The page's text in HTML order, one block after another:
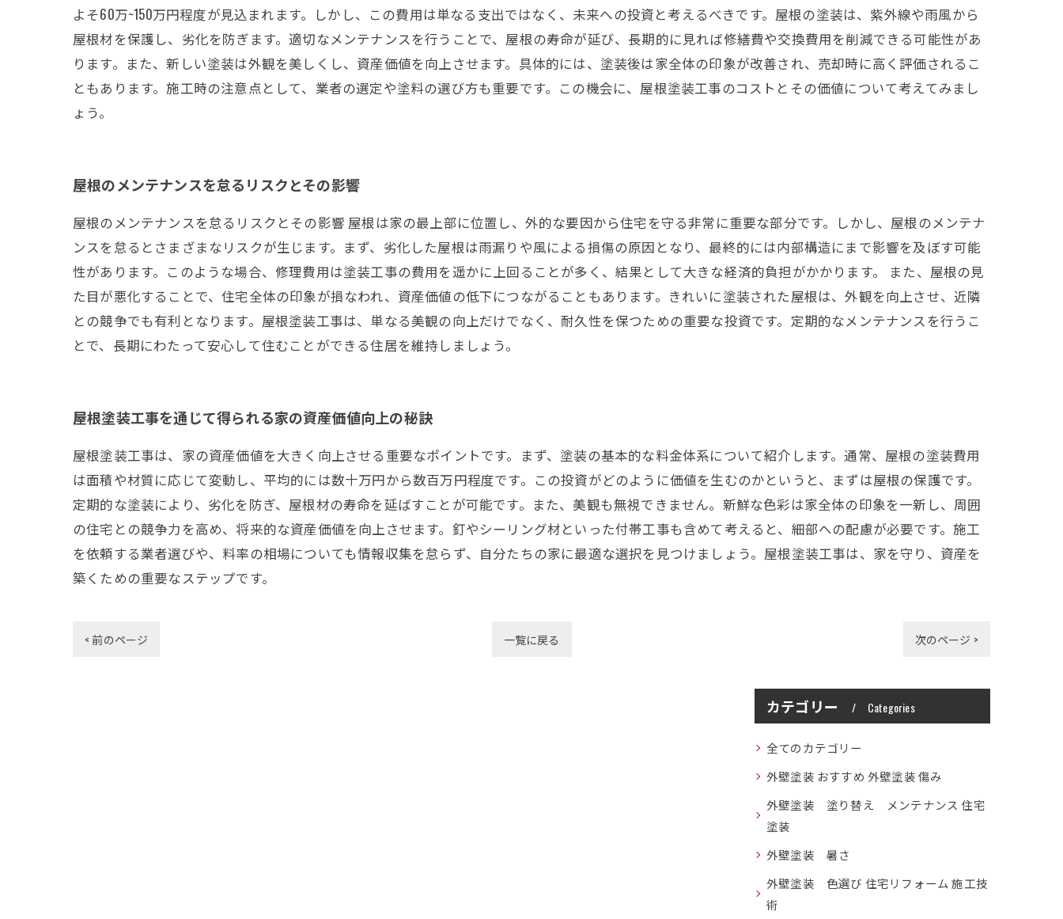
よそ60万~150万円程度が見込まれます。しかし、この費用は単なる支出ではなく、未来への投資と考えるべきです。屋根の塗装は、紫外線や雨風から
屋根材を保護し、劣化を防ぎます。適切なメンテナンスを行うことで、屋根の寿命が延び、長期的に見れば修繕費や交換費用を削減できる可能性があ
ります。また、新しい塗装は外観を美しくし、資産価値を向上させます。具体的には、塗装後は家全体の印象が改善され、売却時に高く評価されるこ
ともあります。施工時の注意点として、業者の選定や塗料の選び方も重要です。この機会に、屋根塗装工事のコストとその価値について考えてみまし
ょう。
屋根のメンテナンスを怠るリスクとその影響
屋根のメンテナンスを怠るリスクとその影響 屋根は家の最上部に位置し、外的な要因から住宅を守る非常に重要な部分です。しかし、屋根のメンテナ
ンスを怠るとさまざまなリスクが生じます。まず、劣化した屋根は雨漏りや風による損傷の原因となり、最終的には内部構造にまで影響を及ぼす可能
性があります。このような場合、修理費用は塗装工事の費用を遥かに上回ることが多く、結果として大きな経済的負担がかかります。 また、屋根の見
た目が悪化することで、住宅全体の印象が損なわれ、資産価値の低下につながることもあります。きれいに塗装された屋根は、外観を向上させ、近隣
との競争でも有利となります。屋根塗装工事は、単なる美観の向上だけでなく、耐久性を保つための重要な投資です。定期的なメンテナンスを行うこ
とで、長期にわたって安心して住むことができる住居を維持しましょう。
屋根塗装工事を通じて得られる家の資産価値向上の秘訣
屋根塗装工事は、家の資産価値を大きく向上させる重要なポイントです。まず、塗装の基本的な料金体系について紹介します。通常、屋根の塗装費用
は面積や材質に応じて変動し、平均的には数十万円から数百万円程度です。この投資がどのように価値を生むのかというと、まずは屋根の保護です。
定期的な塗装により、劣化を防ぎ、屋根材の寿命を延ばすことが可能です。また、美観も無視できません。新鮮な色彩は家全体の印象を一新し、周囲
の住宅との競争力を高め、将来的な資産価値を向上させます。釘やシーリング材といった付帯工事も含めて考えると、細部への配慮が必要です。施工
を依頼する業者選びや、料率の相場についても情報収集を怠らず、自分たちの家に最適な選択を見つけましょう。屋根塗装工事は、家を守り、資産を
築くための重要なステップです。
< 前のページ 一覧に戻る 次のページ >
カテゴリー Categories
全てのカテゴリー
外壁塗装 おすすめ 外壁塗装 傷み
外壁塗装 塗り替え メンテナンス 住宅
塗装
外壁塗装 暑さ
外壁塗装 色選び 住宅リフォーム 施工技
術